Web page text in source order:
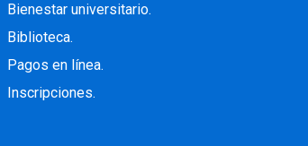
Bienestar universitario.
Biblioteca.
Pagos en línea.
Inscripciones.